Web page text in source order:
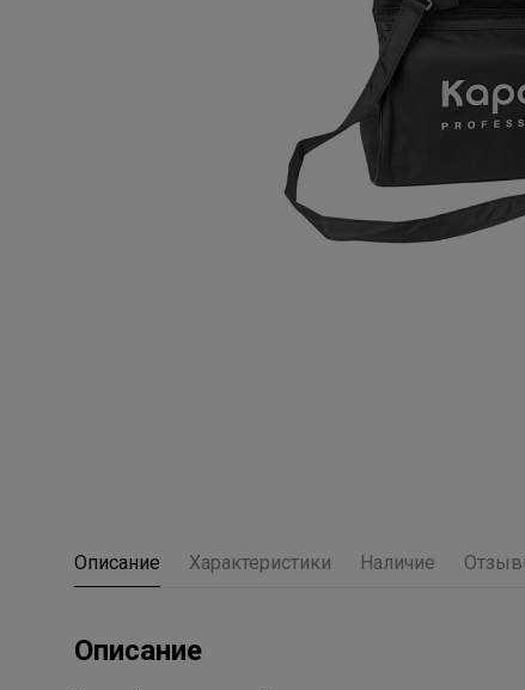
Описание Характеристики Наличие
Описание